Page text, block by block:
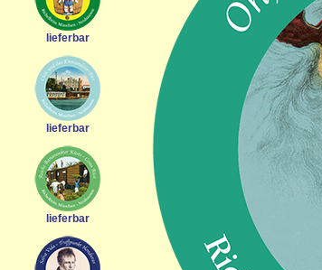
lieferbar
lieferbar
lieferbar